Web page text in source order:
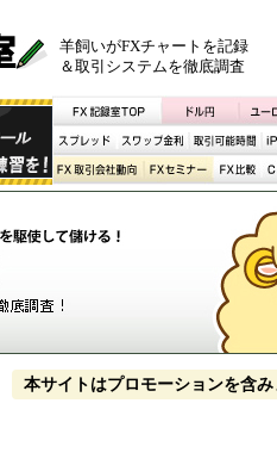
羊飼いがFXチャートを記録
＆取引システムを徹底調査
本サイトはプロモーションを含み